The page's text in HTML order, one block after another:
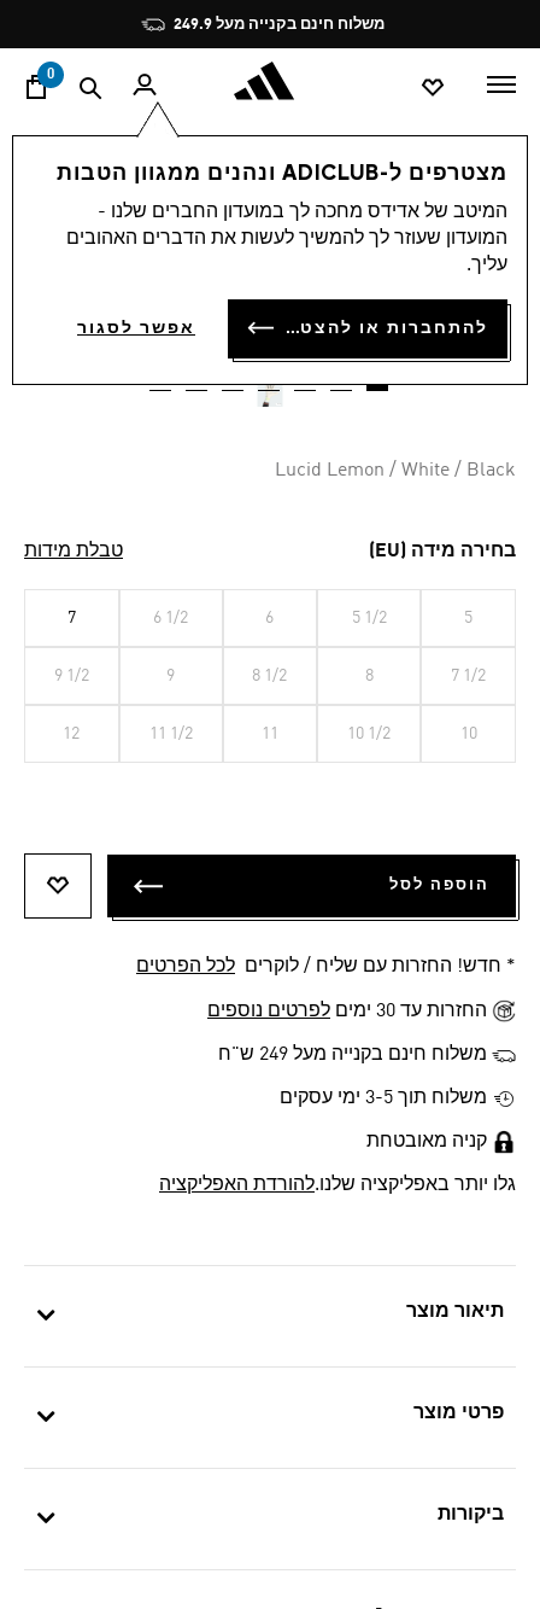
Pause
promotion
rotation
משלוח חינם בקנייה מעל 249.9
0
מצטרפים ל-ADICLUB ונהנים ממגוון הטבות
המיטב של אדידס מחכה לך במועדון החברים שלנו -
המועדון שעוזר לך להמשיך לעשות את הדברים האהובים
עליך.
להתחברות או להצטרפות אפשר לסגור
תיאור מוצר
פרטי מוצר
ביקורות
אקססוריז
44
4.6 (44)
המחיר המקורי של הפריט: Price reduced from
₪ 549.90
to
Lucid Lemon / White / Black
בחירה מידה (EU) טבלת מידות
5
5 1/2
6
6 1/2
7
7 1/2
8
8 1/2
9
9 1/2
10
10 1/2
11
11 1/2
12
הוספה לסל
* חדש! החזרות עם שליח / לוקרים לכל הפרטים
החזרות עד 30 ימים לפרטים נוספים
משלוח חינם בקנייה מעל 249 ש"ח
משלוח תוך 3-5 ימי עסקים
קניה מאובטחת
גלו יותר באפליקציה שלנו.להורדת האפליקציה